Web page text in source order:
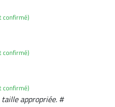
confirmé)
confirmé)
confirmé)
appropriée. #